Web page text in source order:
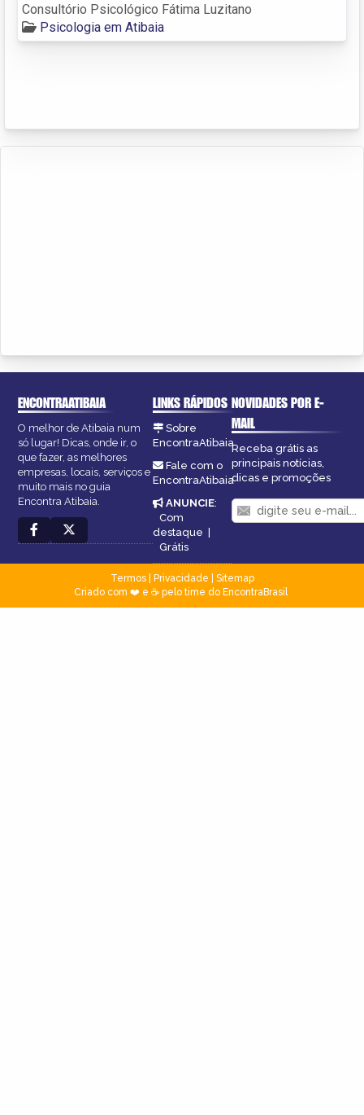
Consultório Psicológico Fátima Luzitano
Psicologia em Atibaia
ENCONTRAATIBAIA
O melhor de Atibaia num
só lugar! Dicas, onde ir, o
que fazer, as melhores
empresas, locais, serviços e
muito mais no guia
Encontra Atibaia.
LINKS RÁPIDOS
Sobre
EncontraAtibaia
Fale com o
EncontraAtibaia
ANUNCIE:
Com
destaque |
Grátis
NOVIDADES POR E-
MAIL
Receba grátis as
principais notícias,
dicas e promoções
Termos| Privacidade
Sitemap
Criado com ❤️ e ☕ pelo time do EncontraBrasil